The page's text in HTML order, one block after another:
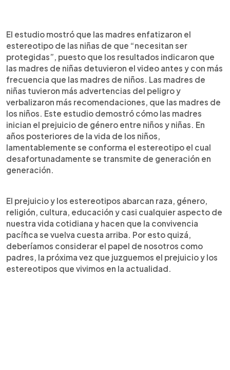
El estudio mostró que las madres enfatizaron el
estereotipo de las niñas de que “necesitan ser
protegidas”, puesto que los resultados indicaron que
las madres de niñas detuvieron el video antes y con más
frecuencia que las madres de niños. Las madres de
niñas tuvieron más advertencias del peligro y
verbalizaron más recomendaciones, que las madres de
los niños. Este estudio demostró cómo las madres
inician el prejuicio de género entre niños y niñas. En
años posteriores de la vida de los niños,
lamentablemente se conforma el estereotipo el cual
desafortunadamente se transmite de generación en
generación.
El prejuicio y los estereotipos abarcan raza, género,
religión, cultura, educación y casi cualquier aspecto de
nuestra vida cotidiana y hacen que la convivencia
pacífica se vuelva cuesta arriba. Por esto quizá,
deberíamos considerar el papel de nosotros como
padres, la próxima vez que juzguemos el prejuicio y los
estereotipos que vivimos en la actualidad.